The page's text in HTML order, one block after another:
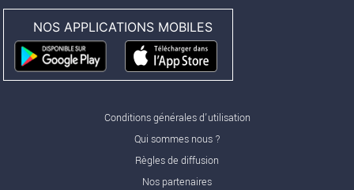
NOS APPLICATIONS MOBILES
Conditions générales d'utilisation
Qui sommes nous ?
Règles de diffusion
Nos partenaires